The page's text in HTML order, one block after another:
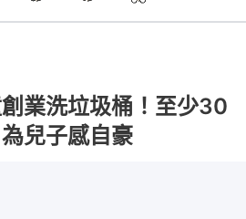
業洗垃圾桶！至少30
兒子感自豪